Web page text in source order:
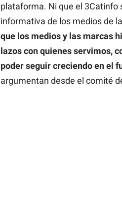
plataforma. Ni que el 3Catinfo
informativa de los medios de
que los medios y las marcas
lazos con quienes servimos,
poder seguir creciendo en el
argumentan desde el comité